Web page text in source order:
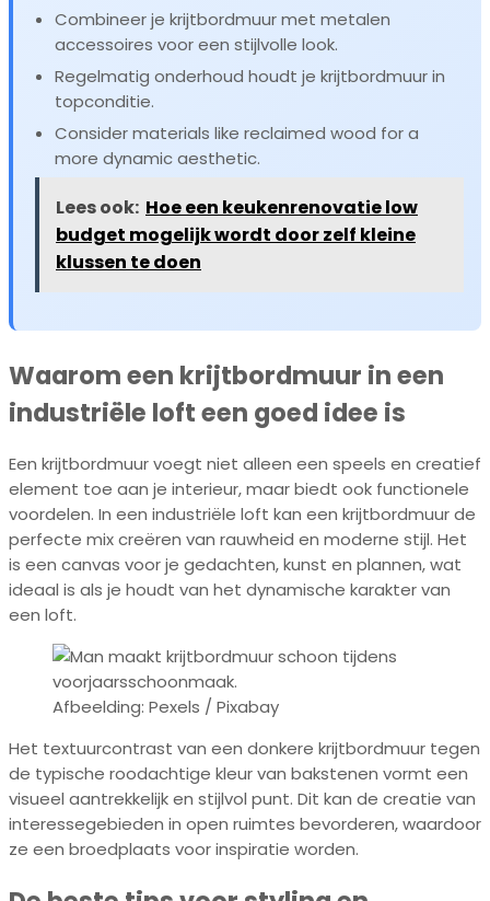
Combineer je krijtbordmuur met metalen
accessoires voor een stijlvolle look.
Regelmatig onderhoud houdt je krijtbordmuur in
topconditie.
Consider materials like reclaimed wood for a
more dynamic aesthetic.
Lees ook: Hoe een keukenrenovatie low
budget mogelijk wordt door zelf kleine
klussen te doen
Waarom een krijtbordmuur in een
industriële loft een goed idee is
Een krijtbordmuur voegt niet alleen een speels en creatief
element toe aan je interieur, maar biedt ook functionele
voordelen. In een industriële loft kan een krijtbordmuur de
perfecte mix creëren van rauwheid en moderne stijl. Het
is een canvas voor je gedachten, kunst en plannen, wat
ideaal is als je houdt van het dynamische karakter van
een loft.
Afbeelding: Pexels / Pixabay
Het textuurcontrast van een donkere krijtbordmuur tegen
de typische roodachtige kleur van bakstenen vormt een
visueel aantrekkelijk en stijlvol punt. Dit kan de creatie van
interessegebieden in open ruimtes bevorderen, waardoor
ze een broedplaats voor inspiratie worden.